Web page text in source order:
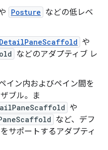
Posture などの低レベ
や
などのアダプティブ レ
イン内およびペイン間を
ブル。ま
や
など、デフ
サポートするアダプティ